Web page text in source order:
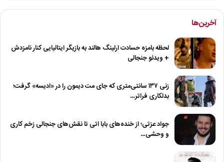
آخرین‌ها
لحظه بامزه حسادت ارلینگ هالند به بازیگر ایتالیایی کنار نامزدش
+ ویدئو جنجالی
زنی ۱۳۷ سانتی‌متری که جای مت دیمون را در «ادیسه» گرفت؛
بدلکاری فراتر…
جواد عزتی؛ از خنده‌های بابا اتی تا نقش‌های جنجالی زخم کاری
و وحشی…